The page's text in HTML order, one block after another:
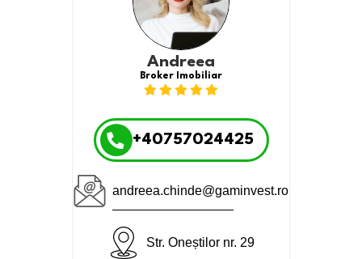
Andreea
Broker Imobiliar
+40757024425
andreea.chinde@gaminvest.ro
Str. Oneștilor nr. 29